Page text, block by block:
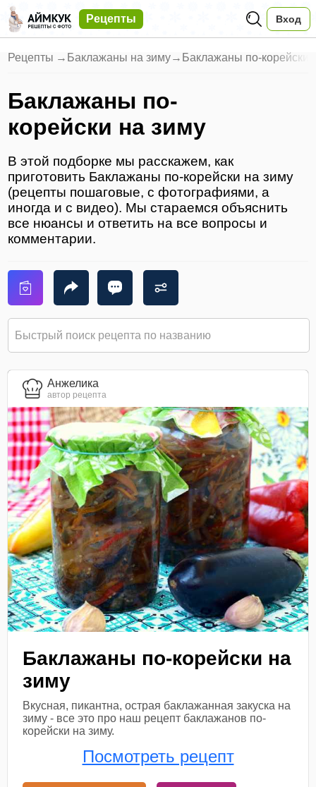
Рецепты Вход
Рецепты → Баклажаны на зиму→ Баклажаны по-корейски
Баклажаны по-
корейски на зиму
В этой подборке мы расскажем, как
приготовить Баклажаны по-корейски на зиму
(рецепты пошаговые, с фотографиями, а
иногда и с видео). Мы стараемся объяснить
все нюансы и ответить на все вопросы и
комментарии.
Анжелика
автор рецепта
Баклажаны по-корейски на
зиму
Вкусная, пикантна, острая баклажанная закуска на
зиму - все это про наш рецепт баклажанов по-
корейски на зиму.
Посмотреть рецепт